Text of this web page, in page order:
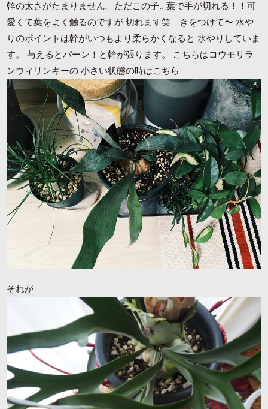
幹の太さがたまりません。ただこの子.. 葉で手が切れる！！可
愛くて葉をよく触るのですが 切れます笑 きをつけて〜 水や
りのポイントは幹がいつもより柔らかくなると 水やりしていま
す。 与えるとパーン！と幹が張ります。 こちらはコウモリラ
ンウィリンキーの 小さい状態の時はこちら
それが